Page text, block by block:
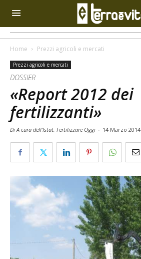
Home Prezzi agricoli e mercati
Prezzi agricoli e mercati
DOSSIER
«Report 2012 dei
fertilizzanti»
Di A cura dell'Istat, Fertilizzare Oggi - 14 Marzo 2014